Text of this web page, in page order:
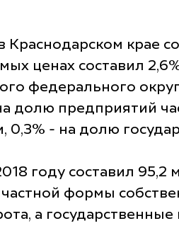
крае
ценах составил
федерального
долю предприятий
0,3% - на долю
году составил
формы
а